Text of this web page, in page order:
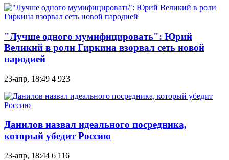
"Лучше одного мумифицировать": Юрий
Великий в роли Гиркина взорвал сеть новой
пародией
23-апр, 18:49 4 923
Данилов назвал идеального посредника,
который убедит Россию
23-апр, 18:44 6 116